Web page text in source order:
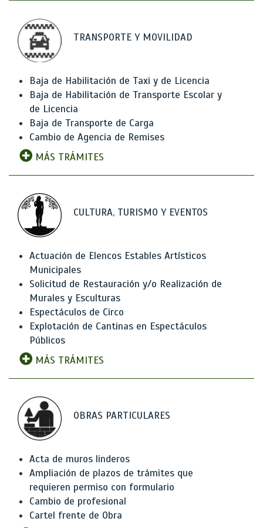
TRANSPORTE Y MOVILIDAD
Baja de Habilitación de Taxi y de Licencia
Baja de Habilitación de Transporte Escolar y
de Licencia
Baja de Transporte de Carga
Cambio de Agencia de Remises
MÁS TRÁMITES
CULTURA, TURISMO Y EVENTOS
Actuación de Elencos Estables Artísticos
Municipales
Solicitud de Restauración y/o Realización de
Murales y Esculturas
Espectáculos de Circo
Explotación de Cantinas en Espectáculos
Públicos
MÁS TRÁMITES
OBRAS PARTICULARES
Acta de muros linderos
Ampliación de plazos de trámites que
requieren permiso con formulario
Cambio de profesional
Cartel frente de Obra